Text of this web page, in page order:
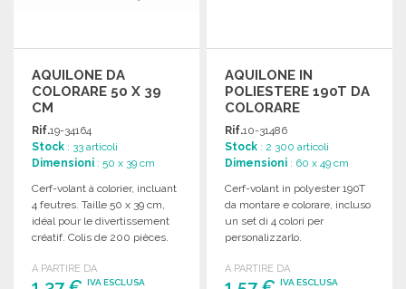
AQUILONE DA
COLORARE 50 X 39
CM
Rif.19-34164
Stock : 33 articoli
Dimensioni : 50 x 39 cm
Cerf-volant à colorier, incluant
4 feutres. Taille 50 x 39 cm,
idéal pour le divertissement
créatif. Colis de 200 pièces.
A PARTIRE DA
IVA ESCLUSA
AQUILONE IN
POLIESTERE 190T DA
COLORARE
Rif.10-31486
Stock : 2 300 articoli
Dimensioni : 60 x 49 cm
Cerf-volant in polyester 190T
da montare e colorare, incluso
un set di 4 colori per
personalizzarlo.
A PARTIRE DA
IVA ESCLUSA